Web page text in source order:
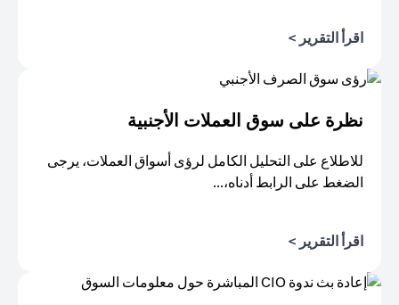
اقرأ التقرير >
نظرة على سوق العملات الأجنبية
للاطلاع على التحليل الكامل لرؤى أسواق العملات، يرجى
الضغط على الرابط أدناه،...
اقرأ التقرير >